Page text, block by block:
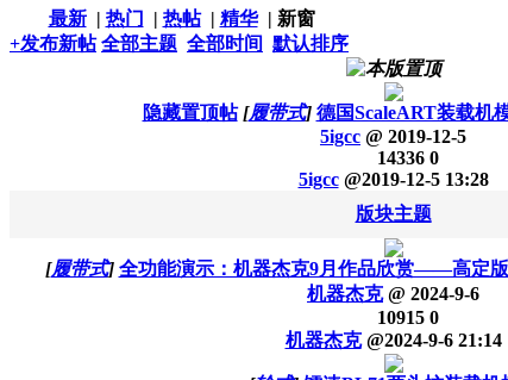
最新 | 热门 | 热帖 | 精华 | 新窗
+发布新帖 全部主题 全部时间 默认排序
隐藏置顶帖 [履带式] 德国ScaleART装载机
5igcc @ 2019-12-5
14336 0
5igcc @2019-12-5 13:28
版块主题
[履带式] 全功能演示：机器杰克9月作品欣赏——高定
机器杰克 @ 2024-9-6
10915 0
机器杰克 @2024-9-6 21:14